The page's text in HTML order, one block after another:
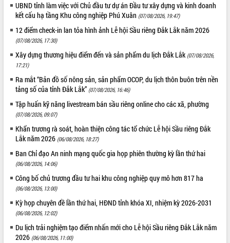
UBND tỉnh làm việc với Chủ đầu tư dự án Đầu tư xây dựng và kinh doanh
kết cấu hạ tầng Khu công nghiệp Phú Xuân (07/08/2026, 19:47)
12 điểm check-in lan tỏa hình ảnh Lễ hội Sầu riêng Đắk Lắk năm 2026
(07/08/2026, 17:30)
Xây dựng thương hiệu điểm đến và sản phẩm du lịch Đắk Lắk (07/08/2026,
17:21)
Ra mắt “Bản đồ số nông sản, sản phẩm OCOP, du lịch thôn buôn trên nền
tảng số của tỉnh Đắk Lắk” (07/08/2026, 16:46)
Tập huấn kỹ năng livestream bán sầu riêng online cho các xã, phường
(07/08/2026, 09:07)
Khẩn trương rà soát, hoàn thiện công tác tổ chức Lễ hội Sầu riêng Đắk
Lắk năm 2026 (06/08/2026, 18:27)
Ban Chỉ đạo An ninh mạng quốc gia họp phiên thường kỳ lần thứ hai
(06/08/2026, 14:06)
Công bố chủ trương đầu tư hai khu công nghiệp quy mô hơn 817 ha
(06/08/2026, 13:00)
Kỳ họp chuyên đề lần thứ hai, HĐND tỉnh khóa XI, nhiệm kỳ 2026-2031
(06/08/2026, 12:02)
Du lịch trải nghiệm tạo điểm nhấn mới cho Lễ hội Sầu riêng Đắk Lắk năm
2026 (06/08/2026, 11:00)